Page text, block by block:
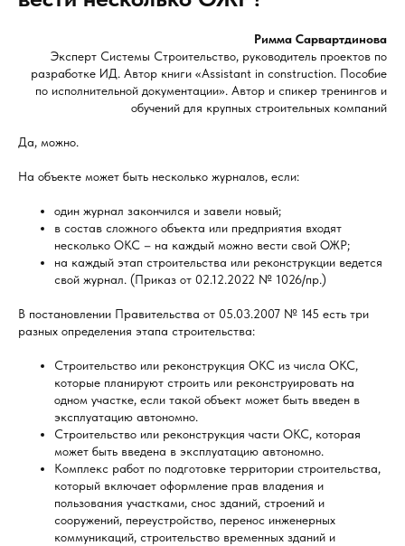
Римма Сарвартдинова
Эксперт Системы Строительство, руководитель проектов по
разработке ИД. Автор книги «Assistant in construction. Пособие
по исполнительной документации». Автор и спикер тренингов и
обучений для крупных строительных компаний
Да, можно.
На объекте может быть несколько журналов, если:
один журнал закончился и завели новый;
в состав сложного объекта или предприятия входят
несколько ОКС – на каждый можно вести свой ОЖР;
на каждый этап строительства или реконструкции ведется
свой журнал. (Приказ от 02.12.2022 № 1026/пр.)
В постановлении Правительства от 05.03.2007 № 145 есть три
разных определения этапа строительства:
Строительство или реконструкция ОКС из числа ОКС,
которые планируют строить или реконструировать на
одном участке, если такой объект может быть введен в
эксплуатацию автономно.
Строительство или реконструкция части ОКС, которая
может быть введена в эксплуатацию автономно.
Комплекс работ по подготовке территории строительства,
который включает оформление прав владения и
пользования участками, снос зданий, строений и
сооружений, переустройство, перенос инженерных
коммуникаций, строительство временных зданий и